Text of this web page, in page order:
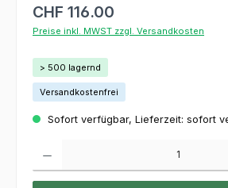
CHF 116.00
Preise inkl. MWST zzgl. Versandkosten
> 500 lagernd
Versandkostenfrei
Sofort verfügbar, Lieferzeit: sofort